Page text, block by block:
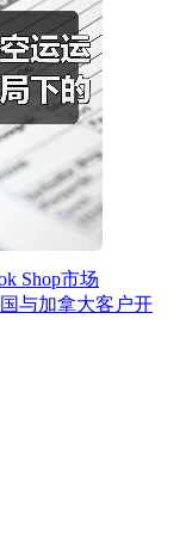
Shop市场
与加拿大客户开